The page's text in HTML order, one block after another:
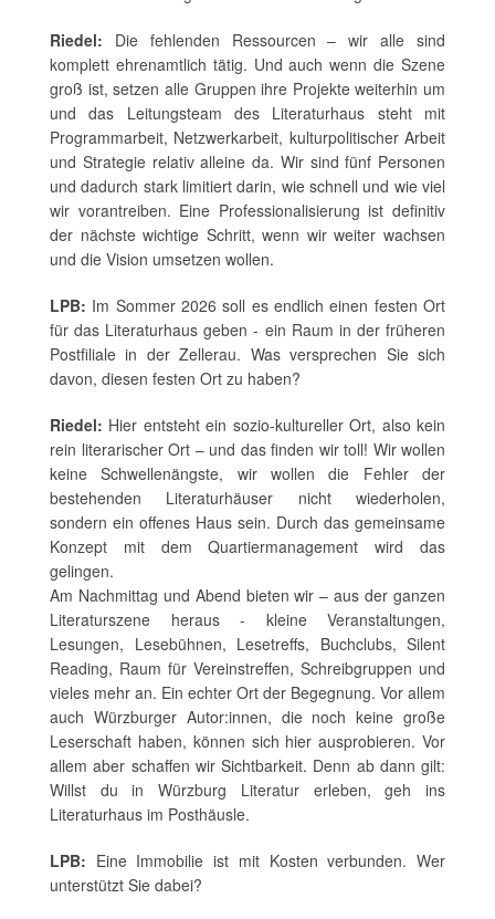
Riedel: Die fehlenden Ressourcen – wir alle sind
komplett ehrenamtlich tätig. Und auch wenn die Szene
groß ist, setzen alle Gruppen ihre Projekte weiterhin um
und das Leitungsteam des Literaturhaus steht mit
Programmarbeit, Netzwerkarbeit, kulturpolitischer Arbeit
und Strategie relativ alleine da. Wir sind fünf Personen
und dadurch stark limitiert darin, wie schnell und wie viel
wir vorantreiben. Eine Professionalisierung ist definitiv
der nächste wichtige Schritt, wenn wir weiter wachsen
und die Vision umsetzen wollen.
LPB: Im Sommer 2026 soll es endlich einen festen Ort
für das Literaturhaus geben - ein Raum in der früheren
Postfiliale in der Zellerau. Was versprechen Sie sich
davon, diesen festen Ort zu haben?
Riedel: Hier entsteht ein sozio-kultureller Ort, also kein
rein literarischer Ort – und das finden wir toll! Wir wollen
keine Schwellenängste, wir wollen die Fehler der
bestehenden Literaturhäuser nicht wiederholen,
sondern ein offenes Haus sein. Durch das gemeinsame
Konzept mit dem Quartiermanagement wird das
gelingen.
Am Nachmittag und Abend bieten wir – aus der ganzen
Literaturszene heraus - kleine Veranstaltungen,
Lesungen, Lesebühnen, Lesetreffs, Buchclubs, Silent
Reading, Raum für Vereinstreffen, Schreibgruppen und
vieles mehr an. Ein echter Ort der Begegnung. Vor allem
auch Würzburger Autor:innen, die noch keine große
Leserschaft haben, können sich hier ausprobieren. Vor
allem aber schaffen wir Sichtbarkeit. Denn ab dann gilt:
Willst du in Würzburg Literatur erleben, geh ins
Literaturhaus im Posthäusle.
LPB: Eine Immobilie ist mit Kosten verbunden. Wer
unterstützt Sie dabei?